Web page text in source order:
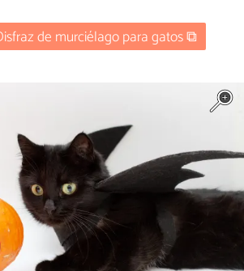
de murciélago para gatos ⧉